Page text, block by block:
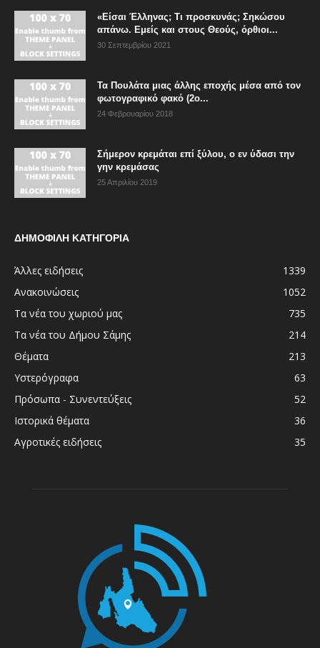
«Είσαι Έλληνας; Τι προσκυνάς; Σηκώσου
απάνω. Εμείς και στους Θεούς, όρθιοι...
30 Σεπτεμβρίου 2021
Τα Πουλάτα μιας άλλης εποχής μέσα από τον
φωτογραφικό φακό (2ο...
24 Φεβρουαρίου 2018
Σήμερον κρεμάται επί ξύλου, ο εν ύδασι την
γην κρεμάσας
25 Απριλίου 2019
ΔΗΜΟΦΙΛΗ ΚΑΤΗΓΟΡΙΑ
Άλλες ειδήσεις
1339
Ανακοινώσεις
1052
Τα νέα του χωριού μας
735
Τα νέα του Δήμου Σάμης
214
Θέματα
213
Υστερόγραφα
63
Πρόσωπα - Συνεντεύξεις
52
Ιστορικά θέματα
36
Αγροτικές ειδήσεις
35